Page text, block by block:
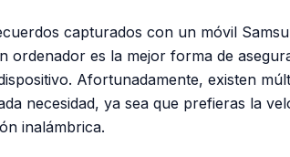
capturados con un móvil
ordenador es la mejor forma de
Afortunadamente, existen
necesidad, ya sea que prefieras la
inalámbrica.